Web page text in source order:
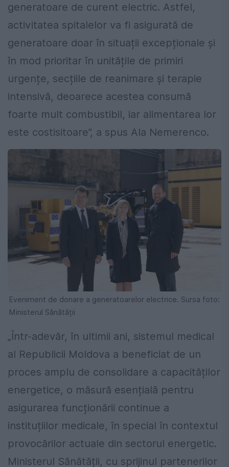
generatoare de curent electric. Astfel,
activitatea spitalelor va fi asigurată de
generatoare doar în situații excepționale și
în mod prioritar în unitățile de primiri
urgențe, secțiile de reanimare și terapie
intensivă, deoarece acestea consumă
foarte mult combustibil, iar alimentarea lor
este costisitoare”, a spus Ala Nemerenco.
Eveniment de donare a generatoarelor electrice. Sursa foto:
Ministerul Sănătății
„Într-adevăr, în ultimii ani, sistemul medical
al Republicii Moldova a beneficiat de un
proces amplu de consolidare a capacităților
energetice, o măsură esențială pentru
asigurarea funcționării continue a
instituțiilor medicale, în special în contextul
provocărilor actuale din sectorul energetic.
Ministerul Sănătății, cu sprijinul partenerilor